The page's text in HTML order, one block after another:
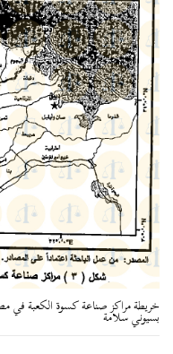
خريطة مراكز صناعة كسوة الكعبة في
بسيوني سلامة